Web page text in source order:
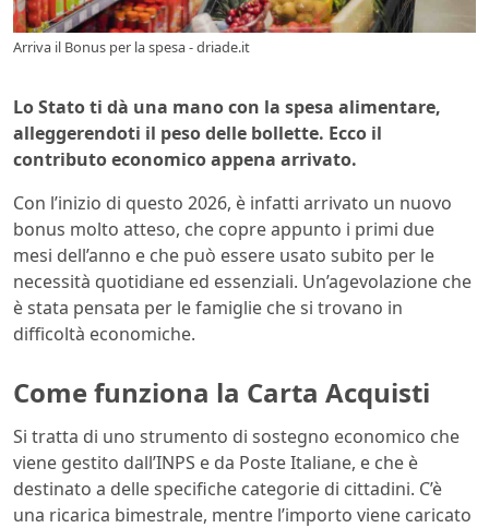
Arriva il Bonus per la spesa - driade.it
Lo Stato ti dà una mano con la spesa alimentare,
alleggerendoti il peso delle bollette. Ecco il
contributo economico appena arrivato.
Con l’inizio di questo 2026, è infatti arrivato un nuovo
bonus molto atteso, che copre appunto i primi due
mesi dell’anno e che può essere usato subito per le
necessità quotidiane ed essenziali. Un’agevolazione che
è stata pensata per le famiglie che si trovano in
difficoltà economiche.
Come funziona la Carta Acquisti
Si tratta di uno strumento di sostegno economico che
viene gestito dall’INPS e da Poste Italiane, e che è
destinato a delle specifiche categorie di cittadini. C’è
una ricarica bimestrale, mentre l’importo viene caricato